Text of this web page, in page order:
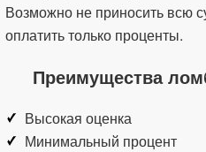
Возможно не приносить всю
оплатить только проценты.
Преимущества
Высокая оценка
Минимальный процент